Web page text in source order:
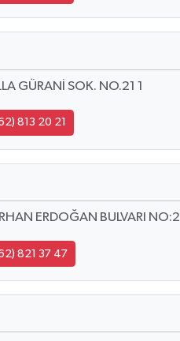
GÜRANİ SOK. NO.21 1
813 20 21
ERDOĞAN BULVARI NO:2
821 37 47